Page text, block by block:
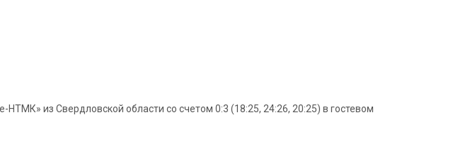
НТМК» из Свердловской области со счетом 0:3 (18:25, 24:26, 20:25) в гостевом